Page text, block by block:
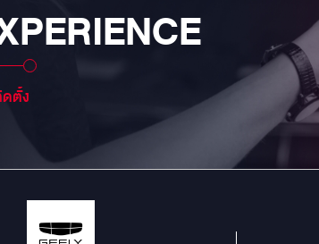
ตั้ง